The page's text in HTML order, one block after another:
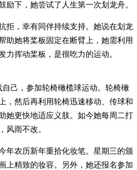
励下，她尝试了人生第一次划龙舟。
拒，幸有同伴持续支持。她说在划龙
助她将桨板固定在断臂上，她需利用
力挥动桨板，是很吃力的运动。
己，参加轮椅橄榄球运动。轮椅橄
，然后再利用轮椅迅速移动、传球和
她更快地适应义肢。如今她每周二打
，风雨不改。
年农历新年重拾化妆笔。星期三的颁
上精致的妆容。另外，她还报名参加